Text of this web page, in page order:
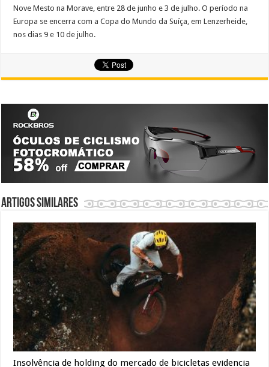
Nove Mesto na Morave, entre 28 de junho e 3 de julho. O período na
Europa se encerra com a Copa do Mundo da Suíça, em Lenzerheide,
nos dias 9 e 10 de julho.
Artigos similares
Insolvência de holding do mercado de bicicletas evidencia